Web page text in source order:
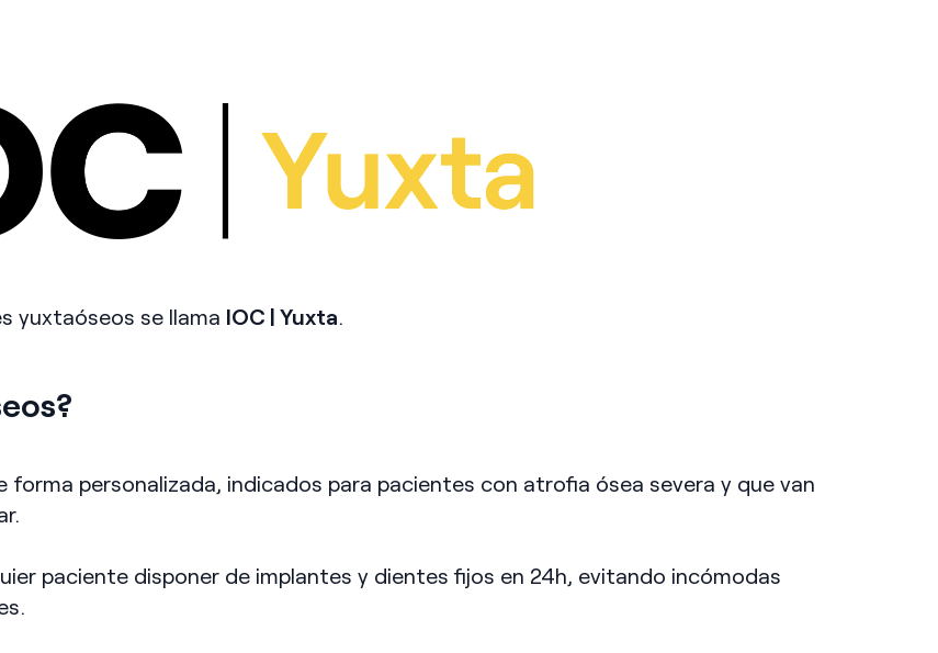
yuxtaóseos se llama IOC | Yuxta.
personalizada, indicados para pacientes con atrofia ósea severa y que van
paciente disponer de implantes y dientes fijos en 24h, evitando incómodas